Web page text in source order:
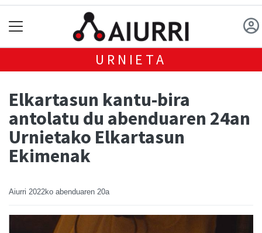
URNIETA
Elkartasun kantu-bira
antolatu du abenduaren 24an
Urnietako Elkartasun
Ekimenak
Aiurri 2022ko abenduaren 20a